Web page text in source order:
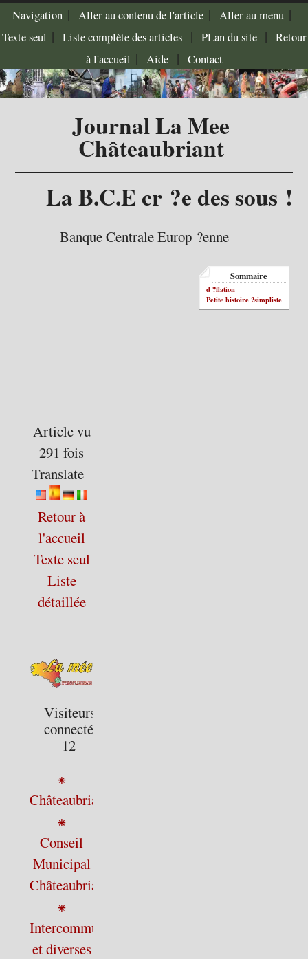
Navigation| Aller au contenu de l'article| Aller au menu|
Texte seul | Liste complète des articles| PLan du site | Retour
à l'accueil | Aide| Contact
Journal La Mee
Châteaubriant
La B.C.E cr ?e des sous !
Banque Centrale Europ ?enne
Sommaire
d ?flation
Petite histoire ?simpliste
Article vu
291 fois
Translate
Retour à
l'accueil
Texte seul
Liste
détaillée
Visiteurs
connectés :
12
⁕
Châteaubriant
⁕
Conseil
Municipal
Châteaubriant
⁕
Intercommunalité
et diverses